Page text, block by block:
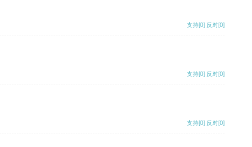
支持[0] 反对[0]
支持[0] 反对[0]
支持[0] 反对[0]